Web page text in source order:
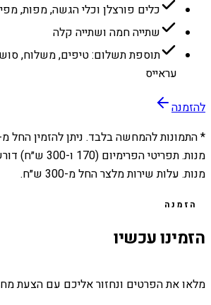
כלים פורצלן וכלי הגשה, מפות,
שתייה חמה ושתייה קלה
תוספת תשלום: טיפים, משלוח,
עראייס
להזמנה
* התמונות להמחשה בלבד. ניתן להזמין החל
מנות. עלות שירות מלצר החל מ-300 ש״ח.
הזמנה
הזמינו עכשיו
מלאו את הפרטים ונחזור אליכם עם הצעת